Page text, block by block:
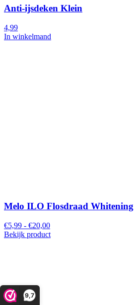
9,7
Anti-ijsdeken Klein
4,99
In winkelmand
Melo ILO Flosdraad Whitening
€5,99 - €20,00
Bekijk product